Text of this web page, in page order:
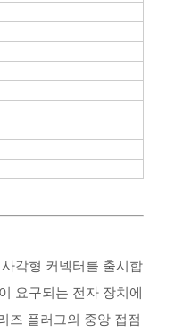
각형 커넥터를 출시합
요구되는 전자 장치에
즈 플러그의 중앙 접점